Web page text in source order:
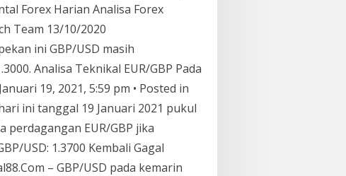
Forex Harian Analisa Forex
Team 13/10/2020
ini GBP/USD masih
Analisa Teknikal EUR/GBP Pada
19, 2021, 5:59 pm • Posted in
ini tanggal 19 Januari 2021 pukul
perdagangan EUR/GBP jika
USD: 1.3700 Kembali Gagal
– GBP/USD pada kemarin